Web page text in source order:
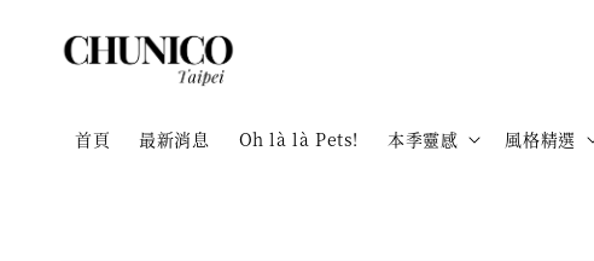
首頁 最新消息 Oh là là Pets! 本季靈感 風格精選